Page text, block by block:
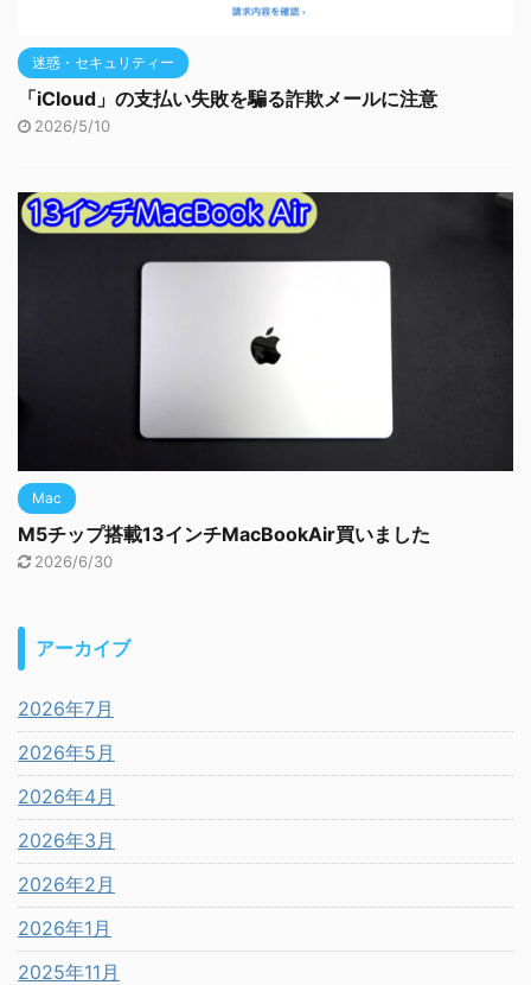
迷惑・セキュリティー
「iCloud」の支払い失敗を騙る詐欺メールに注意
2026/5/10
Mac
M5チップ搭載13インチMacBookAir買いました
2026/6/30
アーカイブ
2026年7月
2026年5月
2026年4月
2026年3月
2026年2月
2026年1月
2025年11月